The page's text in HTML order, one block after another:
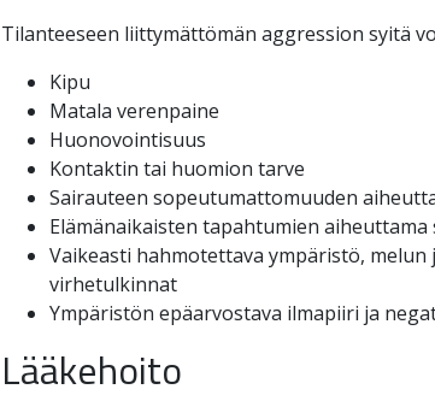
Tilanteeseen liittymättömän aggression syitä
Kipu
Matala verenpaine
Huonovointisuus
Kontaktin tai huomion tarve
Sairauteen sopeutumattomuuden
Elämänaikaisten tapahtumien
Vaikeasti hahmotettava ympäristö,
virhetulkinnat
Ympäristön epäarvostava ilmapiiri ja
Lääkehoito